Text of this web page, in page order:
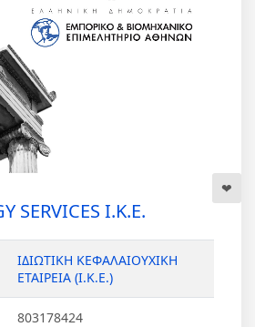
SERVICES Ι.Κ.Ε.
ΙΔΙΩΤΙΚΗ ΚΕΦΑΛΑΙΟΥΧΙΚΗ
ΕΤΑΙΡΕΙΑ (Ι.Κ.Ε.)
803178424